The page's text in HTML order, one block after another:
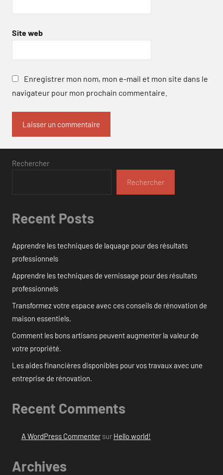
Site web
Enregistrer mon nom, mon e-mail et mon site dans le
navigateur pour mon prochain commentaire.
Rechercher
Rechercher
Recent Posts
Apprendre les techniques de laquage pour des résultats
professionnels
Apprendre les techniques de vernissage pour des résultats
professionnels
Transformez votre espace avec ces conseils de rénovation de
maison essentiels.
Comment les bons artisans peuvent augmenter la valeur de
votre propriété.
Les aides financières disponibles pour vos travaux avec une
entreprise de rénovation.
Recent Comments
A WordPress Commentersur Hello world!
Archives